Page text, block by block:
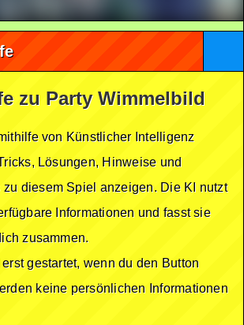
zu Party Wimmelbild
von Künstlicher Intelligenz
Lösungen, Hinweise und
diesem Spiel anzeigen. Die KI nutzt
Informationen und fasst sie
zusammen.
gestartet, wenn du den Button
keine persönlichen Informationen